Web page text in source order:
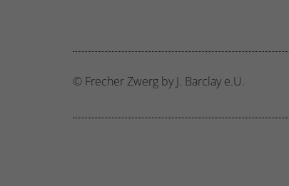
© Frecher Zwerg by J. Barclay e.U.